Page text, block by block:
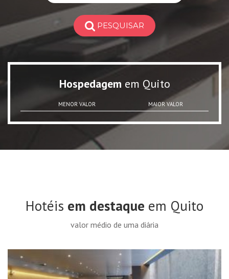
PESQUISAR
Hospedagem em Quito
MENOR VALOR MAIOR VALOR
Hotéis em destaque em Quito
valor médio de uma diária